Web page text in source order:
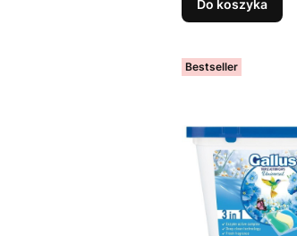
Do koszyka
Bestseller